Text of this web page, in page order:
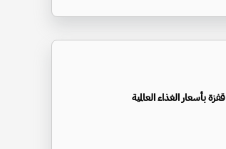
قفزة بأسعار الغذاء العالمية